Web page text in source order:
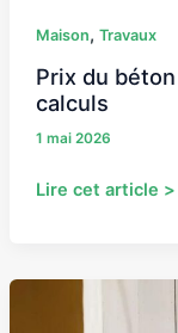
Maison, Travaux
Prix du
calculs
1 mai 2026
Lire cet article >
choisir